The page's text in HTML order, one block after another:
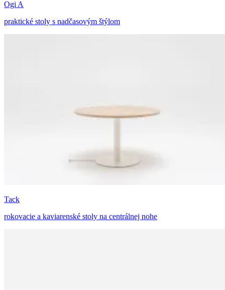
Ogi A
praktické stoly s nadčasovým štýlom
Tack
rokovacie a kaviarenské stoly na centrálnej nohe